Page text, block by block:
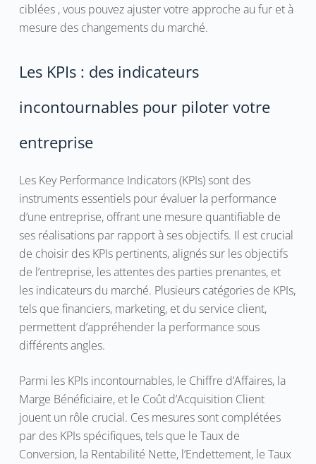
ciblées , vous pouvez ajuster votre approche au fur et à
mesure des changements du marché.
Les KPIs : des indicateurs
incontournables pour piloter votre
entreprise
Les Key Performance Indicators (KPIs) sont des
instruments essentiels pour évaluer la performance
d’une entreprise, offrant une mesure quantifiable de
ses réalisations par rapport à ses objectifs. Il est crucial
de choisir des KPIs pertinents, alignés sur les objectifs
de l’entreprise, les attentes des parties prenantes, et
les indicateurs du marché. Plusieurs catégories de KPIs,
tels que financiers, marketing, et du service client,
permettent d’appréhender la performance sous
différents angles.
Parmi les KPIs incontournables, le Chiffre d’Affaires, la
Marge Bénéficiaire, et le Coût d’Acquisition Client
jouent un rôle crucial. Ces mesures sont complétées
par des KPIs spécifiques, tels que le Taux de
Conversion, la Rentabilité Nette, l’Endettement, le Taux